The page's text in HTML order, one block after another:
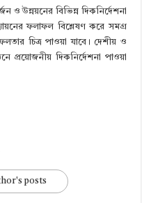
ও উন্নয়নের বিভিন্ন দিকনির্দেশনা
ফলাফল বিশ্লেষণ করে সমগ্র
চিত্র পাওয়া যাবে। দেশীয় ও
প্রয়োজনীয় দিকনির্দেশনা পাওয়া
posts